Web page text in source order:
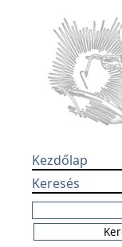
Kezdőlap
Keresés